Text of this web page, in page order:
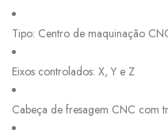
Tipo: Centro de maquinação
Eixos controlados: X, Y e Z
Cabeça de fresagem CNC com